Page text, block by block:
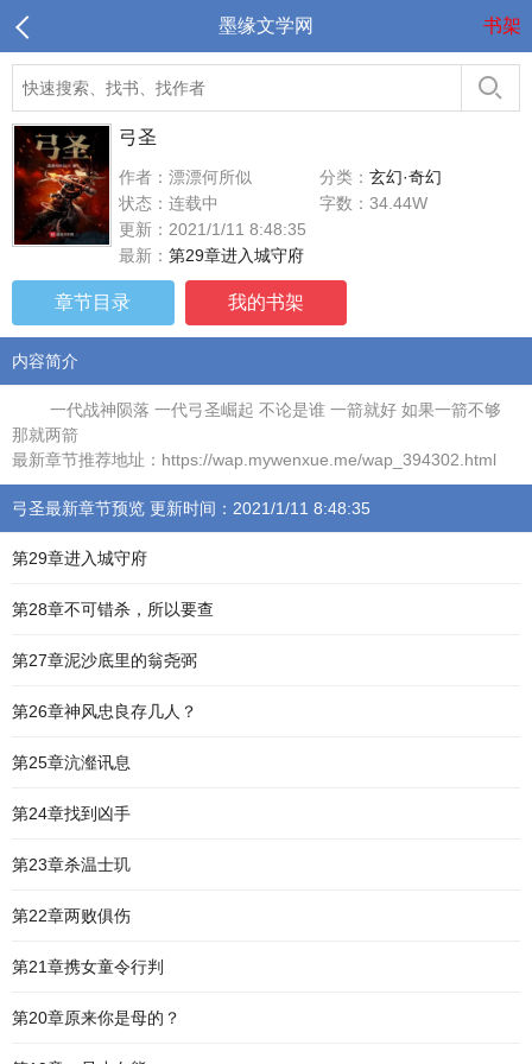
墨缘文学网 书架
弓圣
作者：漂漂何所似 分类： 玄幻·奇幻
状态：连载中
字数：34.44W
更新：2021/1/11 8:48:35
最新： 第29章进入城守府
章节目录 我的书架
内容简介
一代战神陨落 一代弓圣崛起 不论是谁 一箭就好 如果一箭不够
那就两箭
最新章节推荐地址：https://wap.mywenxue.me/wap_394302.html
弓圣最新章节预览 更新时间：2021/1/11 8:48:35
第29章进入城守府
第28章不可错杀，所以要查
第27章泥沙底里的翁尧弼
第26章神风忠良存几人？
第25章沆瀣讯息
第24章找到凶手
第23章杀温士玑
第22章两败俱伤
第21章携女童令行判
第20章原来你是母的？